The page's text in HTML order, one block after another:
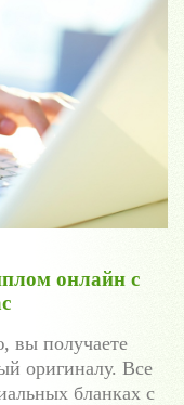
онлайн с
вы получаете
оригиналу. Все
бланках с